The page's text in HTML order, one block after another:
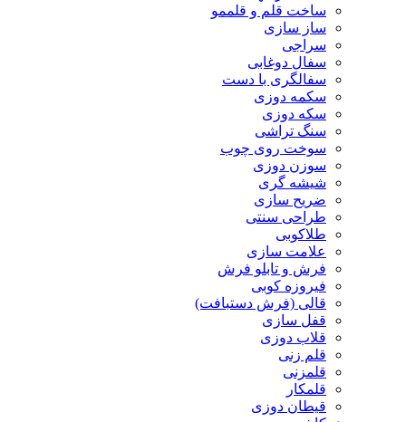
ساخت قلم و قلممو
ساز سازی
سراجی
سفال دوغابی
سفالگری با دست
سکمه دوزی
سکه دوزی
سنگ تراشی
سوخت روی چوب
سوزن دوزی
شیشه گری
ضریح سازی
طراحی سنتی
طلاکوبی
علامت سازی
فرش و تابلو فرش
فیروزه کوبی
قالی (فرش دستبافت)
قفل سازی
قلاب دوزی
قلم زنی
قلمزنی
قلمکار
قیطان دوزی